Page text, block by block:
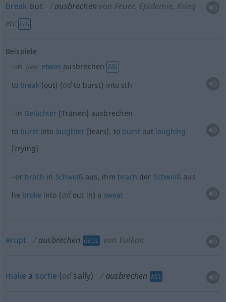
break out ausbrechen von Feuer, Epidemie, Krieg
etc FIG
Beispiele
in (AKK) etwas ausbrechen FIG
to break(out) (od to burst) into sth
in Gelächter [Tränen] ausbrechen
to burstinto laughter[tears], to burstout laughing
[crying]
er brach in Schweiß aus, ihm brach der Schweiß aus
he broke into (odout in) a sweat
erupt ausbrechen GEOL von Vulkan
make a sortie (od sally) ausbrechen MIL